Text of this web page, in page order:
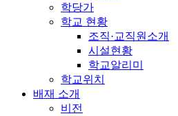
학당가
학교 현황
조직·교직원소개
시설현황
학교알리미
학교위치
배재 소개
비전